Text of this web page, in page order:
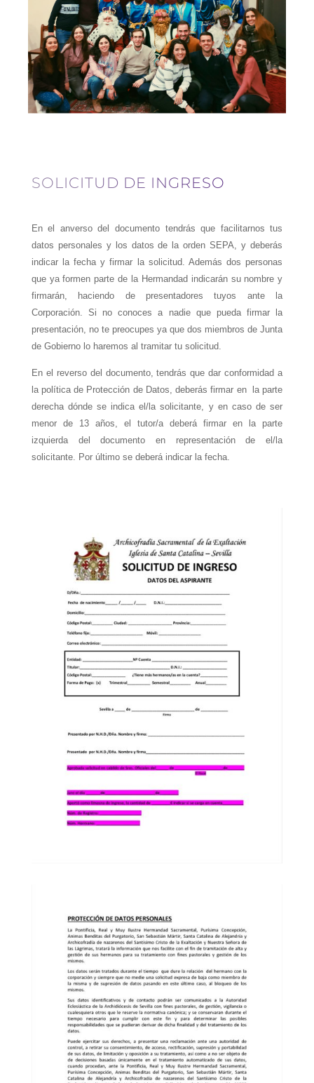
SOLICITUD DE INGRESO
En el anverso del documento tendrás que facilitarnos tus
datos personales y los datos de la orden SEPA, y deberás
indicar la fecha y firmar la solicitud. Además dos personas
que ya formen parte de la Hermandad indicarán su nombre y
firmarán, haciendo de presentadores tuyos ante la
Corporación. Si no conoces a nadie que pueda firmar la
presentación, no te preocupes ya que dos miembros de Junta
de Gobierno lo haremos al tramitar tu solicitud.
En el reverso del documento, tendrás que dar conformidad a
la política de Protección de Datos, deberás firmar en la parte
derecha dónde se indica el/la solicitante, y en caso de ser
menor de 13 años, el tutor/a deberá firmar en la parte
izquierda del documento en representación de el/la
solicitante. Por último se deberá indicar la fecha.